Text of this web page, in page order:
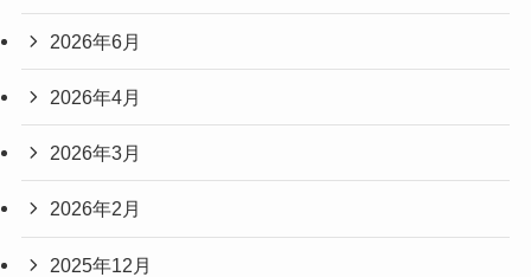
2026年6月
2026年4月
2026年3月
2026年2月
2025年12月